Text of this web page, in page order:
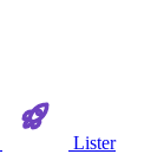
Lister